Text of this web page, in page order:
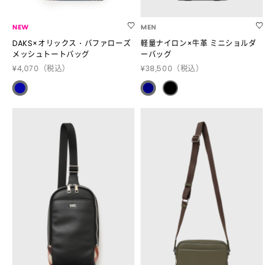
NEW
DAKS×オリックス・バファローズ
メッシュトートバッグ
¥4,070 （税込）
MEN
軽量ナイロン×牛革 ミニショルダ
ーバッグ
¥38,500 （税込）